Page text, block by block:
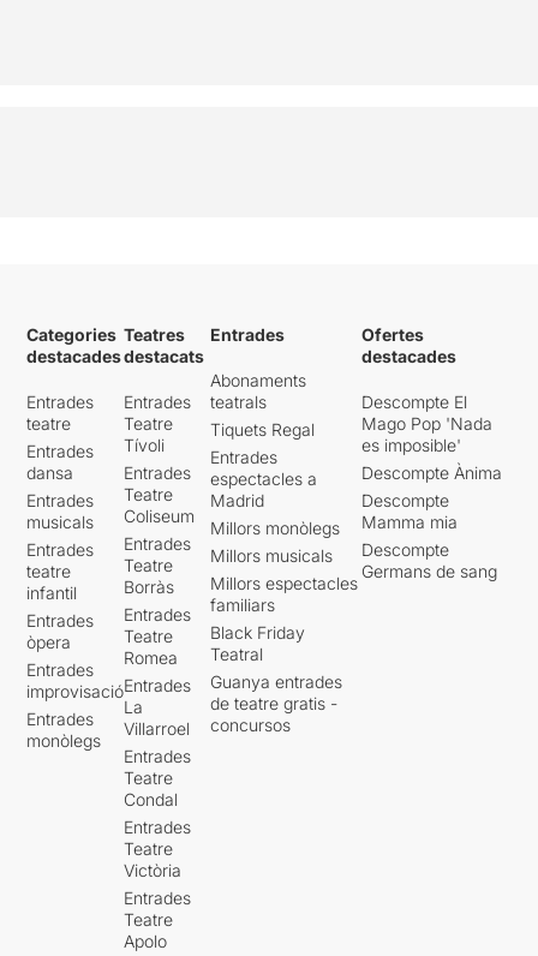
Categories
destacades
Entrades
teatre
Entrades
dansa
Entrades
musicals
Entrades
teatre
infantil
Entrades
òpera
Entrades
improvisació
Entrades
monòlegs
Teatres
destacats
Entrades
Teatre
Tívoli
Entrades
Teatre
Coliseum
Entrades
Teatre
Borràs
Entrades
Teatre
Romea
Entrades
La
Villarroel
Entrades
Teatre
Condal
Entrades
Teatre
Victòria
Entrades
Teatre
Apolo
Entrades
Abonaments
teatrals
Tiquets Regal
Entrades
espectacles a
Madrid
Millors monòlegs
Millors musicals
Millors espectacles
familiars
Black Friday
Teatral
Guanya entrades
de teatre gratis -
concursos
Ofertes
destacades
Descompte El
Mago Pop 'Nada
es imposible'
Descompte Ànima
Descompte
Mamma mia
Descompte
Germans de sang